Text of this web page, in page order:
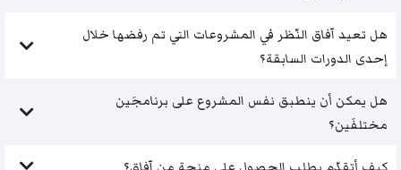
هل تعيد آفاق النّظر في المشروعات التي تم رفضها خلال
إحدى الدورات السابقة؟
هل يمكن أن ينطبق نفس المشروع على برنامجَين
مختلفَين؟
كيف أتقدّم بطلب الحصول على منحة من آفاق؟